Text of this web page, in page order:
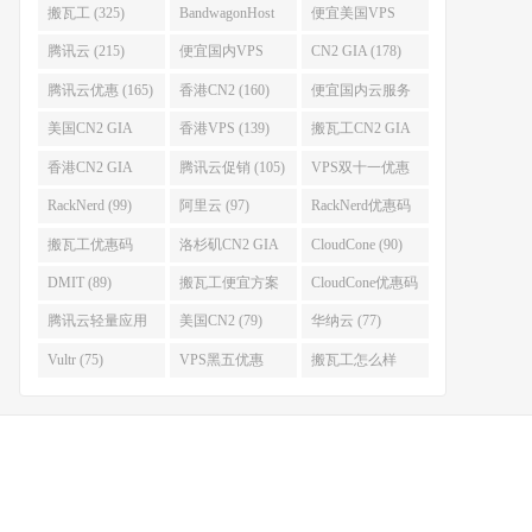
搬瓦工 (325) BandwagonHost
(223)
便宜美国VPS
(222)
腾讯云 (215) 便宜国内VPS
(184)
CN2 GIA (178)
腾讯云优惠 (165) 香港CN2 (160) 便宜国内云服务
器 (152)
美国CN2 GIA
(141)
香港VPS (139) 搬瓦工CN2 GIA
(118)
香港CN2 GIA
(111)
腾讯云促销 (105) VPS双十一优惠
(102)
RackNerd (99) 阿里云 (97) RackNerd优惠码
(93)
搬瓦工优惠码
(92)
洛杉矶CN2 GIA
(92)
CloudCone (90)
DMIT (89) 搬瓦工便宜方案
(86)
CloudCone优惠码
(82)
腾讯云轻量应用
服务器 (82)
美国CN2 (79) 华纳云 (77)
Vultr (75) VPS黑五优惠 搬瓦工怎么样